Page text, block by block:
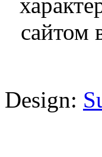
сайтом
Design: